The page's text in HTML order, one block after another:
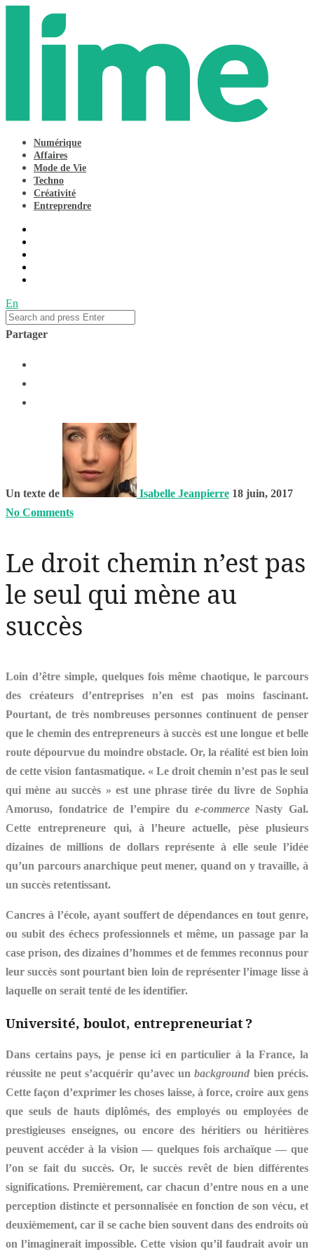
Numérique
Affaires
Mode de Vie
Techno
Créativité
Entreprendre
En
Partager
Un texte de Isabelle Jeanpierre 18 juin, 2017
No Comments
Le droit chemin n’est pas
le seul qui mène au
succès
Loin d’être simple, quelques fois même chaotique, le parcours
des créateurs d’entreprises n’en est pas moins fascinant.
Pourtant, de très nombreuses personnes continuent de penser
que le chemin des entrepreneurs à succès est une longue et belle
route dépourvue du moindre obstacle. Or, la réalité est bien loin
de cette vision fantasmatique. « Le droit chemin n’est pas le seul
qui mène au succès » est une phrase tirée du livre de Sophia
Amoruso, fondatrice de l’empire du e-commerceNasty Gal.
Cette entrepreneure qui, à l’heure actuelle, pèse plusieurs
dizaines de millions de dollars représente à elle seule l’idée
qu’un parcours anarchique peut mener, quand on y travaille, à
un succès retentissant.
Cancres à l’école, ayant souffert de dépendances en tout genre,
ou subit des échecs professionnels et même, un passage par la
case prison, des dizaines d’hommes et de femmes reconnus pour
leur succès sont pourtant bien loin de représenter l’image lisse à
laquelle on serait tenté de les identifier.
Université, boulot, entrepreneuriat ?
Dans certains pays, je pense ici en particulier à la France, la
réussite ne peut s’acquérir qu’avec unbackground bien précis.
Cette façon d’exprimer les choses laisse, à force, croire aux gens
que seuls de hauts diplômés, des employés ou employées de
prestigieuses enseignes, ou encore des héritiers ou héritières
peuvent accéder à la vision — quelques fois archaïque — que
l’on se fait du succès. Or, le succès revêt de bien différentes
significations. Premièrement, car chacun d’entre nous en a une
perception distincte et personnalisée en fonction de son vécu, et
deuxièmement, car il se cache bien souvent dans des endroits où
on l’imaginerait impossible. Cette vision qu’il faudrait avoir un